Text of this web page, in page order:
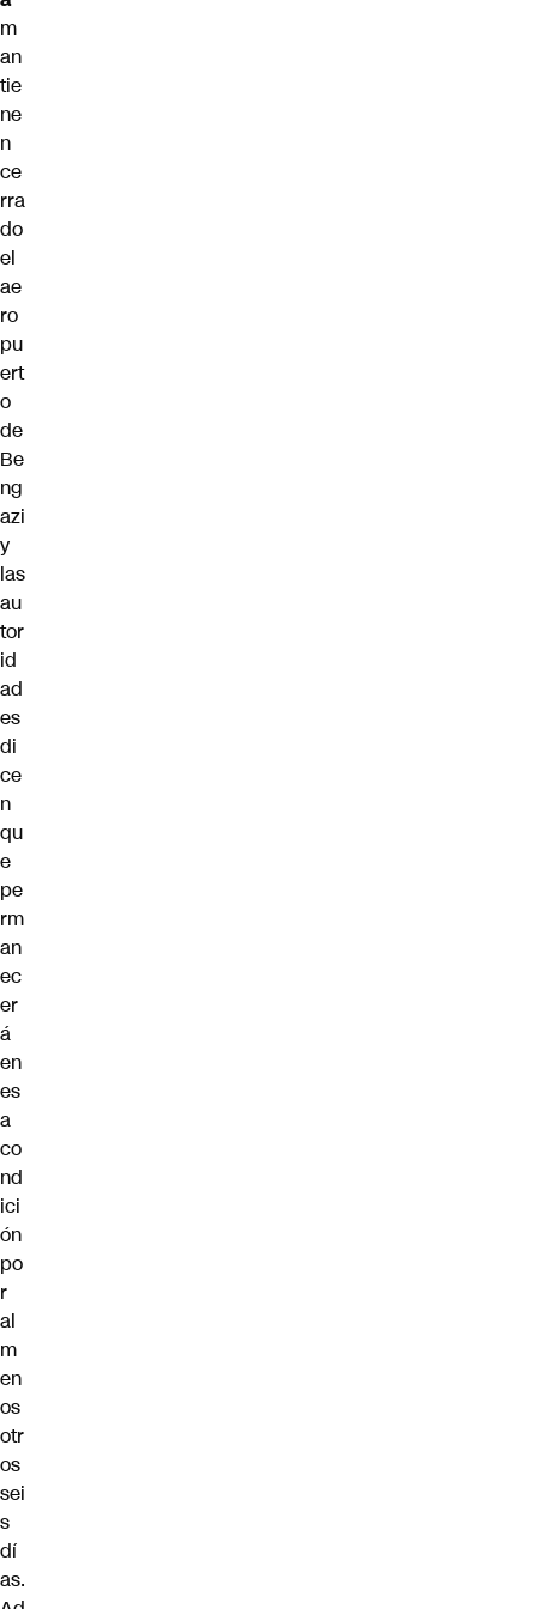
m
an
tie
ne
n
ce
rra
do
el
ae
ro
pu
ert
o
de
Be
ng
azi
y
las
au
tor
id
ad
es
di
ce
n
qu
e
pe
rm
an
ec
er
á
en
es
a
co
nd
ici
ón
po
r
al
m
en
os
otr
os
sei
s
dí
as.